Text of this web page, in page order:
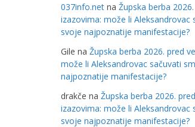
037info.net na Župska berba
izazovima: može li Aleksandrovac
svoje najpoznatije manifestacije?
Gile na Župska berba 2026. pred
može li Aleksandrovac sačuvati
najpoznatije manifestacije?
drakče na Župska berba 2026.
izazovima: može li Aleksandrovac
svoje najpoznatije manifestacije?